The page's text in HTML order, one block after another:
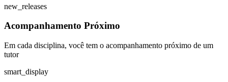
new_releases
Acompanhamento Próximo
Em cada disciplina, você tem o acompanhamento próximo de um
tutor
smart_display